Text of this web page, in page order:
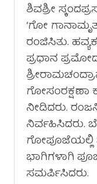
ಶಿವಶ್ರೀ
‘ಗೋ
ರಂಜಿಸಿತು.
ಪ್ರಧಾನ
ನೀಡಿದರು.
ನಿರ್ವಹಿಸಿದರು.
ಗೋಪೂಜೆಯಲ್ಲಿ
ಭಾಗಿಗಳಾಗಿ
ಸಮರ್ಪಿಸಿದರು.